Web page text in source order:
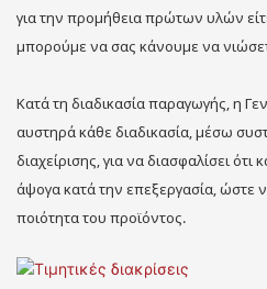
για την προμήθεια πρώτων υλών
μπορούμε να σας κάνουμε να
Κατά τη διαδικασία παραγωγής, η
αυστηρά κάθε διαδικασία, μέσω
διαχείρισης, για να διασφαλίσει
άψογα κατά την επεξεργασία, ώστε
ποιότητα του προϊόντος.